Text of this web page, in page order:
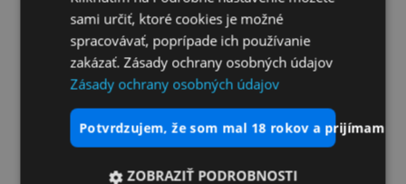
sami určiť, ktoré cookies je možné
spracovávať, poprípade ich používanie
zakázať. Zásady ochrany osobných údajov
Zásady ochrany osobných údajov
potvrdzujem, že som mal 18 rokov a prijímam
ZOBRAZIŤ PODROBNOSTI